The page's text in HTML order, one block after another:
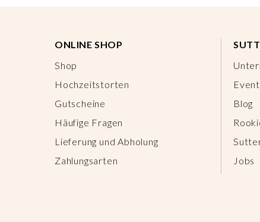
ONLINE SHOP
Shop
Hochzeitstorten
Gutscheine
Häufige Fragen
Lieferung und Abholung
Zahlungsarten
Blog
Jobs